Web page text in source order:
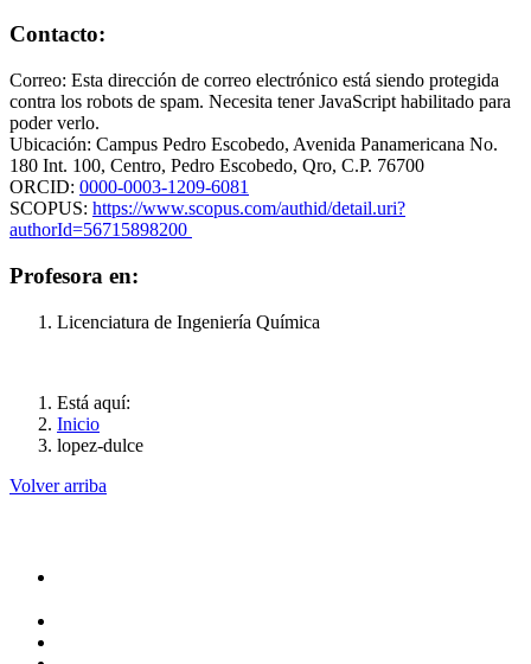
Contacto:
Correo: Esta dirección de correo electrónico está siendo protegida
contra los robots de spam. Necesita tener JavaScript habilitado para
poder verlo.
Ubicación: Campus Pedro Escobedo, Avenida Panamericana No.
180 Int. 100, Centro, Pedro Escobedo, Qro, C.P. 76700
ORCID: 0000-0003-1209-6081
SCOPUS: https://www.scopus.com/authid/detail.uri?
authorId=56715898200
Profesora en:
Licenciatura de Ingeniería Química
Está aquí:
Inicio
lopez-dulce
Volver arriba